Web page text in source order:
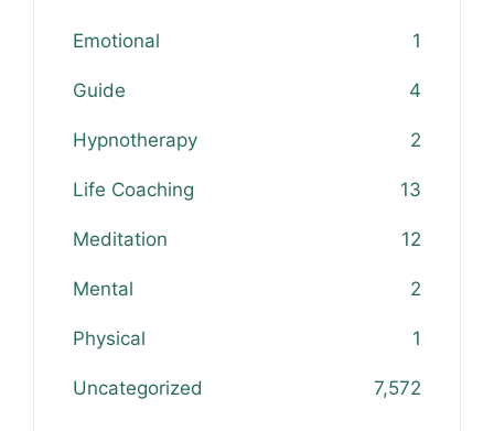
Emotional 1
Guide 4
Hypnotherapy 2
Life Coaching 13
Meditation 12
Mental 2
Physical 1
Uncategorized 7,572